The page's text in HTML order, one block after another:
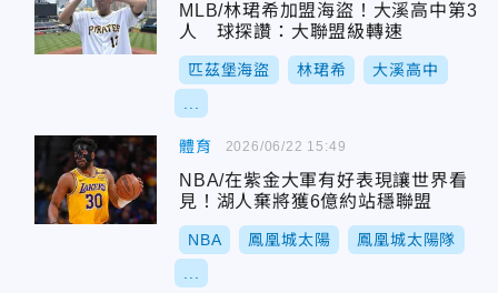
MLB/林珺希加盟海盜！大溪高中第3
人 球探讚：大聯盟級轉速
匹茲堡海盜 林珺希 大溪高中
體育
NBA/在紫金大軍有好表現讓世界看
見！湖人棄將獲6億約站穩聯盟
NBA 鳳凰城太陽 鳳凰城太陽隊
2026/06/22 15:49